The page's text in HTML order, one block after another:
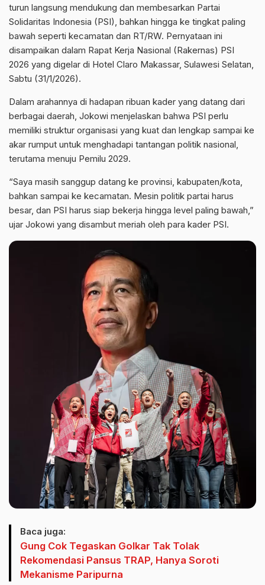
turun langsung mendukung dan membesarkan Partai
Solidaritas Indonesia (PSI), bahkan hingga ke tingkat paling
bawah seperti kecamatan dan RT/RW. Pernyataan ini
disampaikan dalam Rapat Kerja Nasional (Rakernas) PSI
2026 yang digelar di Hotel Claro Makassar, Sulawesi Selatan,
Sabtu (31/1/2026).
Dalam arahannya di hadapan ribuan kader yang datang dari
berbagai daerah, Jokowi menjelaskan bahwa PSI perlu
memiliki struktur organisasi yang kuat dan lengkap sampai ke
akar rumput untuk menghadapi tantangan politik nasional,
terutama menuju Pemilu 2029.
“Saya masih sanggup datang ke provinsi, kabupaten/kota,
bahkan sampai ke kecamatan. Mesin politik partai harus
besar, dan PSI harus siap bekerja hingga level paling bawah,”
ujar Jokowi yang disambut meriah oleh para kader PSI.
Baca juga:
Gung Cok Tegaskan Golkar Tak Tolak
Rekomendasi Pansus TRAP, Hanya Soroti
Mekanisme Paripurna